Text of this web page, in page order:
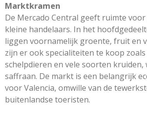
Marktkramen
De Mercado Central geeft ruimte voor
kleine handelaars. In het
liggen voornamelijk groente, fruit en
zijn er ook specialiteiten te koop
schelpdieren en vele soorten kruiden,
saffraan. De markt is een belangrijk
voor Valencia, omwille van de
buitenlandse toeristen.